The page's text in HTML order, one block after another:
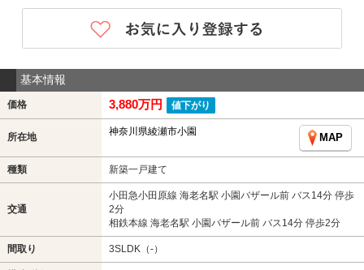
基本情報
価格 3,880万円 値下がり
所在地 神奈川県綾瀬市小園
MAP
種類 新築一戸建て
交通
小田急小田原線 海老名駅 小園バザール前 バス14分 停歩
2分
相鉄本線 海老名駅 小園バザール前 バス14分 停歩2分
間取り 3SLDK（-）